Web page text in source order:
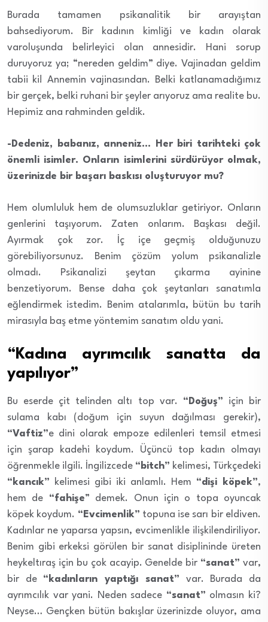
Burada tamamen psikanalitik bir arayıştan
bahsediyorum. Bir kadının kimliği ve kadın olarak
varoluşunda belirleyici olan annesidir. Hani sorup
duruyoruz ya; “nereden geldim” diye. Vajinadan geldim
tabii ki! Annemin vajinasından. Belki katlanamadığımız
bir gerçek, belki ruhani bir şeyler arıyoruz ama realite bu.
Hepimiz ana rahminden geldik.
-Dedeniz, babanız, anneniz… Her biri tarihteki çok
önemli isimler. Onların isimlerini sürdürüyor olmak,
üzerinizde bir başarı baskısı oluşturuyor mu?
Hem olumluluk hem de olumsuzluklar getiriyor. Onların
genlerini taşıyorum. Zaten onlarım. Başkası değil.
Ayırmak çok zor. İç içe geçmiş olduğunuzu
görebiliyorsunuz. Benim çözüm yolum psikanalizle
olmadı. Psikanalizi şeytan çıkarma ayinine
benzetiyorum. Bense daha çok şeytanları sanatımla
eğlendirmek istedim. Benim atalarımla, bütün bu tarih
mirasıyla baş etme yöntemim sanatım oldu yani.
“Kadına ayrımcılık sanatta da
yapılıyor”
Bu eserde çit telinden altı top var. “Doğuş” için bir
sulama kabı (doğum için suyun dağılması gerekir),
“Vaftiz”e dini olarak empoze edilenleri temsil etmesi
için şarap kadehi koydum. Üçüncü top kadın olmayı
öğrenmekle ilgili. İngilizcede “bitch” kelimesi, Türkçedeki
“kancık” kelimesi gibi iki anlamlı. Hem “dişi köpek”,
hem de “fahişe” demek. Onun için o topa oyuncak
köpek koydum. “Evcimenlik” topuna ise sarı bir eldiven.
Kadınlar ne yaparsa yapsın, evcimenlikle ilişkilendiriliyor.
Benim gibi erkeksi görülen bir sanat disiplininde üreten
heykeltıraş için bu çok acayip. Genelde bir “sanat” var,
bir de “kadınların yaptığı sanat” var. Burada da
ayrımcılık var yani. Neden sadece “sanat” olmasın ki?
Neyse… Gençken bütün bakışlar üzerinizde oluyor, ama